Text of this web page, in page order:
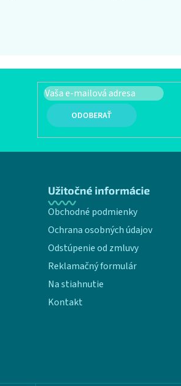
PRIHLÁSIŤ SA
Užitočné informácie
Obchodné podmienky
Ochrana osobných údajov
Odstúpenie od zmluvy
Reklamačný formulár
Na stiahnutie
Kontakt